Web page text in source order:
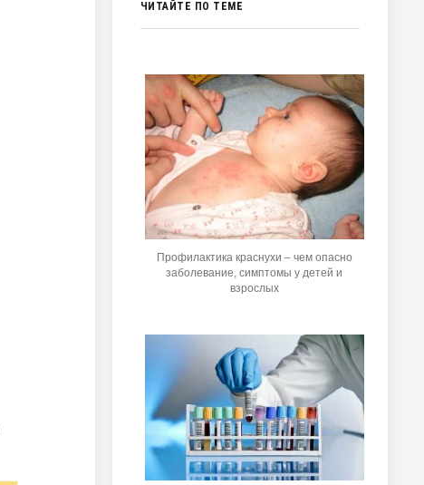
ЧИТАЙТЕ ПО ТЕМЕ
Профилактика краснухи – чем опасно
заболевание, симптомы у детей и
взрослых